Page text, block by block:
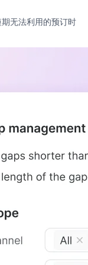
无法利用的预订时